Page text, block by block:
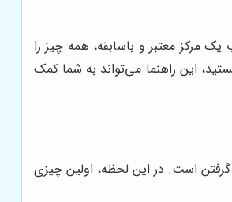
مرکز معتبر و باسابقه، همه چیز را
این راهنما می‌تواند به شما کمک
است. در این لحظه، اولین چیزی